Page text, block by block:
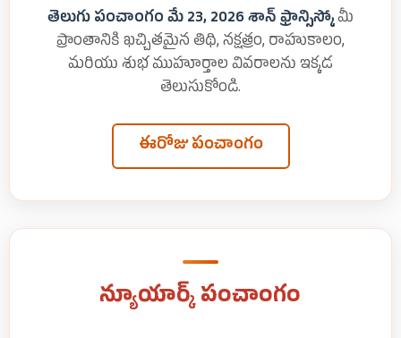
తెలుగు పంచాంగం మే 23, 2026 శాన్ ఫ్రాన్సిస్కోమీ
ప్రాంతానికి ఖచ్చితమైన తిథి, నక్షత్రం, రాహుకాలం,
మరియు శుభ ముహూర్తాల వివరాలను ఇక్కడ
తెలుసుకోండి.
ఈరోజు పంచాంగం
న్యూయార్క్ పంచాంగం